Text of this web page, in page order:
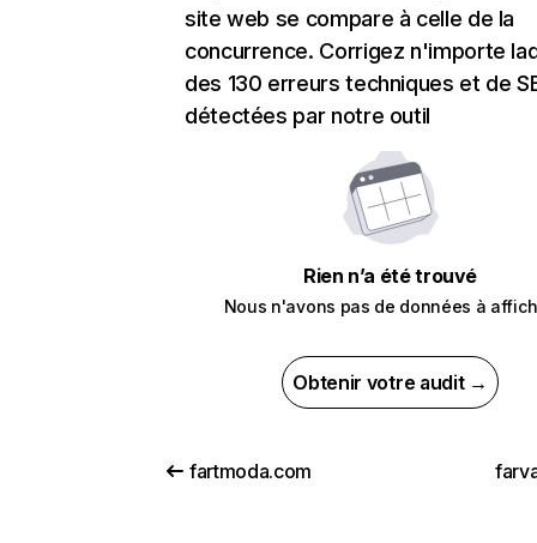
site web se compare à celle de la
concurrence. Corrigez n'importe
des 130 erreurs techniques et de
détectées par notre outil
Rien n’a été trouvé
Nous n'avons pas de données à
Obtenir votre audit →
fartmoda.com